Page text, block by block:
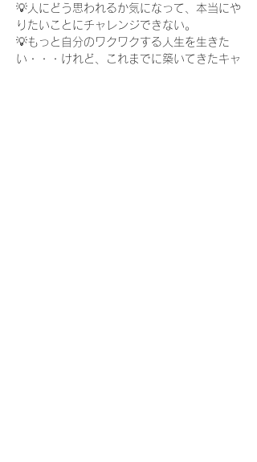
💡人にどう思われるか気になって、本当にや
りたいことにチャレンジできない。
💡もっと自分のワクワクする人生を生きた
い・・・けれど、これまでに築いてきたキャ